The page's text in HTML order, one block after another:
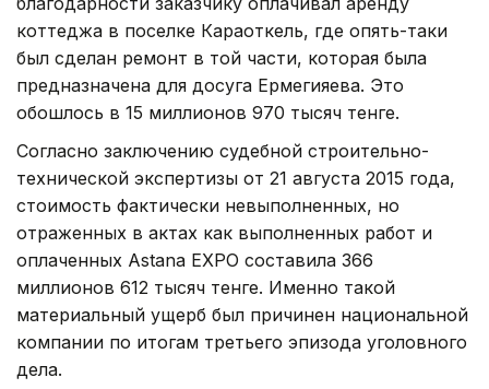
коттеджа в поселке Караоткель, где опять-таки
был сделан ремонт в той части, которая была
предназначена для досуга Ермегияева. Это
обошлось в 15 миллионов 970 тысяч тенге.
Согласно заключению судебной строительно-
технической экспертизы от 21 августа 2015 года,
стоимость фактически невыполненных, но
отраженных в актах как выполненных работ и
оплаченных Astana EXPO составила 366
миллионов 612 тысяч тенге. Именно такой
материальный ущерб был причинен национальной
компании по итогам третьего эпизода уголовного
дела.